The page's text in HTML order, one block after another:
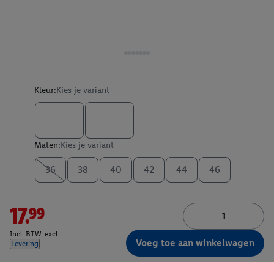
Kleur:Kies je variant
Maten:Kies je variant
36 38 40 42 44 46
17.99
Incl. BTW. excl.
Levering
Voeg toe aan winkelwagen